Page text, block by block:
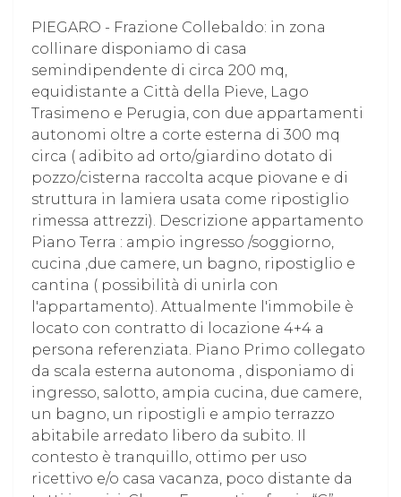
PIEGARO - Frazione Collebaldo: in zona
collinare disponiamo di casa
semindipendente di circa 200 mq,
equidistante a Città della Pieve, Lago
Trasimeno e Perugia, con due appartamenti
autonomi oltre a corte esterna di 300 mq
circa ( adibito ad orto/giardino dotato di
pozzo/cisterna raccolta acque piovane e di
struttura in lamiera usata come ripostiglio
rimessa attrezzi). Descrizione appartamento
Piano Terra : ampio ingresso /soggiorno,
cucina ,due camere, un bagno, ripostiglio e
cantina ( possibilità di unirla con
l'appartamento). Attualmente l'immobile è
locato con contratto di locazione 4+4 a
persona referenziata. Piano Primo collegato
da scala esterna autonoma , disponiamo di
ingresso, salotto, ampia cucina, due camere,
un bagno, un ripostigli e ampio terrazzo
abitabile arredato libero da subito. Il
contesto è tranquillo, ottimo per uso
ricettivo e/o casa vacanza, poco distante da